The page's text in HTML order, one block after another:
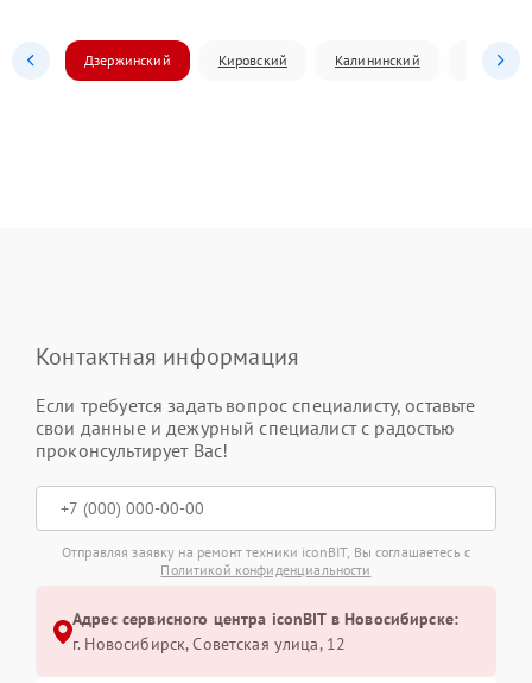
Дзержинский Кировский Калининский
Контактная информация
Если требуется задать вопрос специалисту, оставьте
свои данные и дежурный специалист с радостью
проконсультирует Вас!
Отправляя заявку на ремонт техники iconBIT, Вы соглашаетесь с
Политикой конфиденциальности
Адрес сервисного центра iconBIT в Новосибирске:
г. Новосибирск, Советская улица, 12